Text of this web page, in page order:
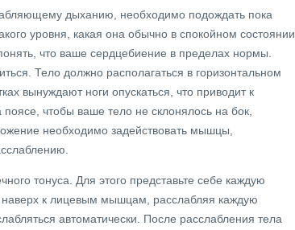
дыханию, необходимо подождать пока
уровня, какая она обычно в спокойном состоянии.
что ваше сердцебиение в пределах нормы.
Тело должно располагаться в горизонтальном
вынуждают ноги опускаться, что приводит к
чтобы ваше тело не склонялось на бок,
необходимо задействовать мышцы,
тонуса. Для этого представьте себе каждую
к лицевым мышцам, расслабляя каждую
автоматически. После расслабления тела